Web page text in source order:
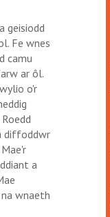
geisiodd
Fe wnes
camu
ar ôl.
o'r
diffoddwr
a
wnaeth